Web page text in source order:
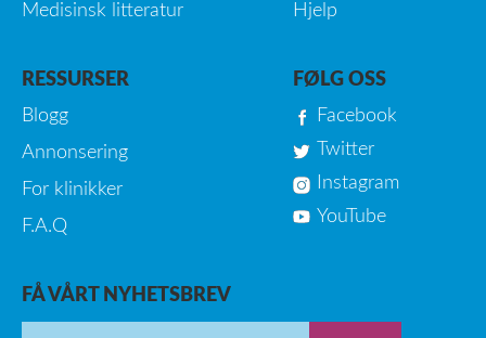
Medisinsk litteratur
Hjelp
RESSURSER
Blogg
Annonsering
For klinikker
F.A.Q
FØLG OSS
Facebook
Twitter
Instagram
YouTube
FÅ VÅRT NYHETSBREV